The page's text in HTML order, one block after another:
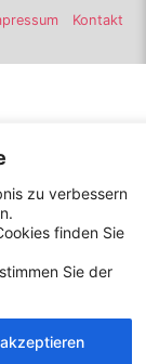
zu verbessern
finden Sie
Sie der
Kontakt